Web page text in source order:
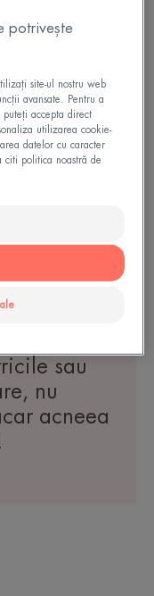
sau
nu
acneea
potrivește
site-ul nostru web
avansate. Pentru a
accepta direct
utilizarea cookie-
datelor cu caracter
citi politica noastră de